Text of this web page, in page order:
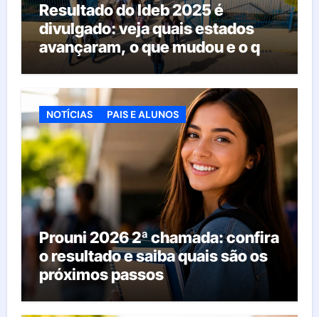
Resultado do Ideb 2025 é
divulgado: veja quais estados
avançaram, o que mudou e o que
esperar da educação brasileira
NOTÍCIAS PAIS E ALUNOS
Prouni 2026 2ª chamada: confira
o resultado e saiba quais são os
próximos passos